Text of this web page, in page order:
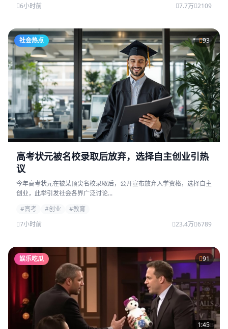
6小时前
7.7万 2109
社会热点 93
高考状元被名校录取后放弃，选择自主创业引热
议
今年高考状元在被某顶尖名校录取后，公开宣布放弃入学资格，选择自主
创业，此举引发社会各界广泛讨论...
#高考
#创业
#教育
7小时前
23.4万 6789
娱乐吃瓜 91
1:45